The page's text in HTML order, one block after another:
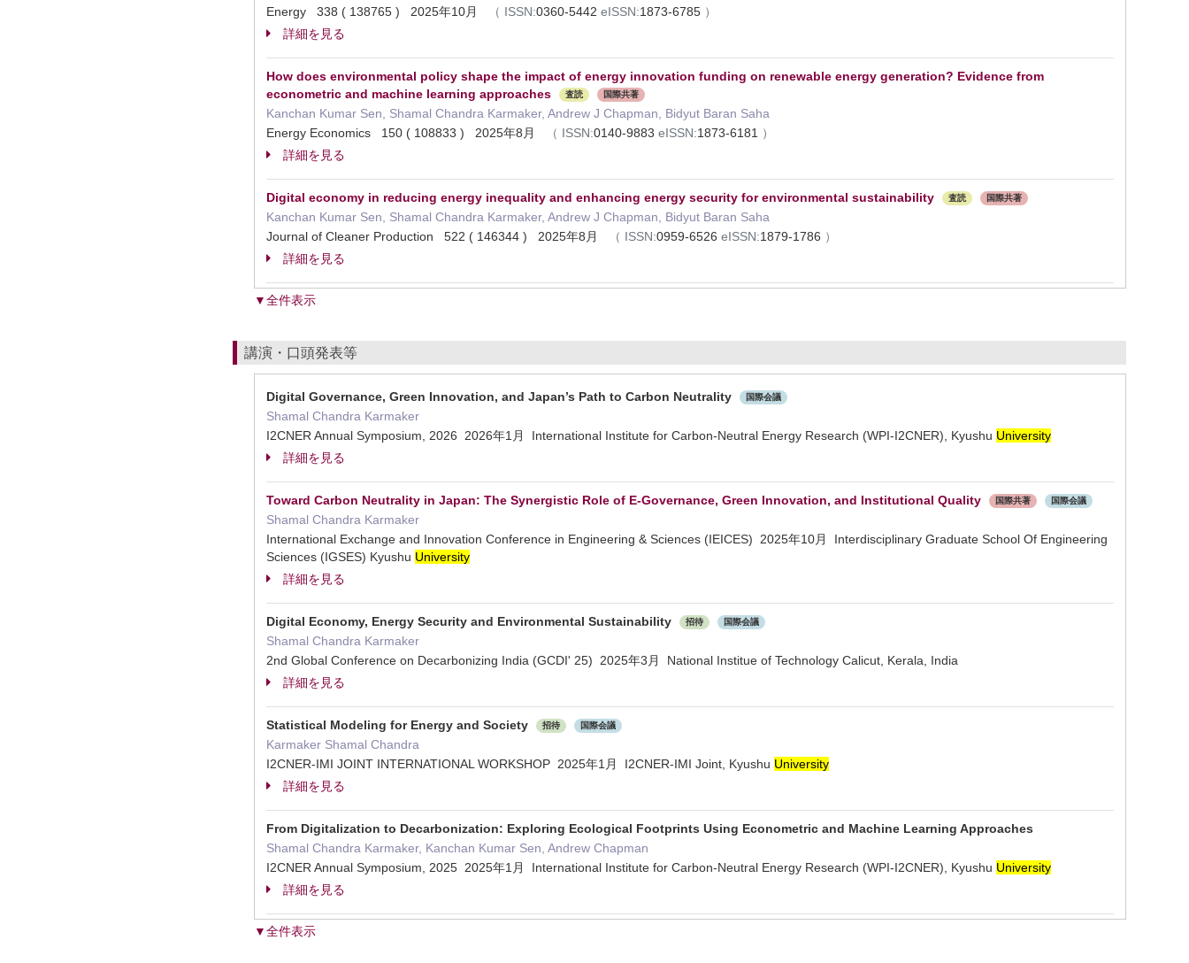
Energy 338 ( 138765 ) 2025年10月
（ ISSN:0360-5442 eISSN:1873-6785 ）
詳細を見る
How does environmental policy shape the impact of energy innovation funding on renewable energy generation? Evidence from
econometric and machine learning approaches
査読 国際共著
Kanchan Kumar Sen, Shamal Chandra Karmaker, Andrew J Chapman, Bidyut Baran Saha
Energy Economics 150 ( 108833 ) 2025年8月
（ ISSN:0140-9883 eISSN:1873-6181 ）
詳細を見る
Digital economy in reducing energy inequality and enhancing energy security for environmental sustainability 査読 国際共著
Kanchan Kumar Sen, Shamal Chandra Karmaker, Andrew J Chapman, Bidyut Baran Saha
Journal of Cleaner Production 522 ( 146344 ) 2025年8月
（ ISSN:0959-6526 eISSN:1879-1786 ）
詳細を見る
▼全件表示
講演・口頭発表等
Digital Governance, Green Innovation, and Japan’s Path to Carbon Neutrality 国際会議
Shamal Chandra Karmaker
I2CNER Annual Symposium, 2026 2026年1月 International Institute for Carbon-Neutral Energy Research (WPI-I2CNER), Kyushu University
詳細を見る
Toward Carbon Neutrality in Japan: The Synergistic Role of E-Governance, Green Innovation, and Institutional Quality 国際共著 国際会議
Shamal Chandra Karmaker
International Exchange and Innovation Conference in Engineering & Sciences (IEICES) 2025年10月 Interdisciplinary Graduate School Of Engineering
Sciences (IGSES) Kyushu University
詳細を見る
Digital Economy, Energy Security and Environmental Sustainability 招待 国際会議
Shamal Chandra Karmaker
2nd Global Conference on Decarbonizing India (GCDI' 25) 2025年3月 National Institue of Technology Calicut, Kerala, India
詳細を見る
Statistical Modeling for Energy and Society 招待 国際会議
Karmaker Shamal Chandra
I2CNER-IMI JOINT INTERNATIONAL WORKSHOP 2025年1月 I2CNER-IMI Joint, Kyushu University
詳細を見る
From Digitalization to Decarbonization: Exploring Ecological Footprints Using Econometric and Machine Learning Approaches
Shamal Chandra Karmaker, Kanchan Kumar Sen, Andrew Chapman
I2CNER Annual Symposium, 2025 2025年1月 International Institute for Carbon-Neutral Energy Research (WPI-I2CNER), Kyushu University
詳細を見る
▼全件表示